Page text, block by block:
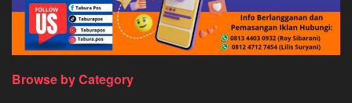
Browse by Category